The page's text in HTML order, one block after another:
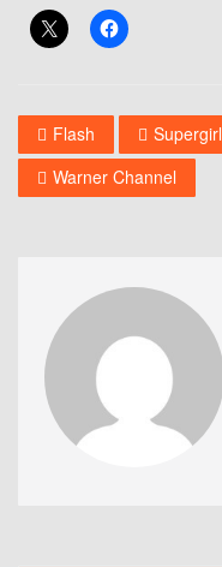
Flash Supergirl
Warner Channel